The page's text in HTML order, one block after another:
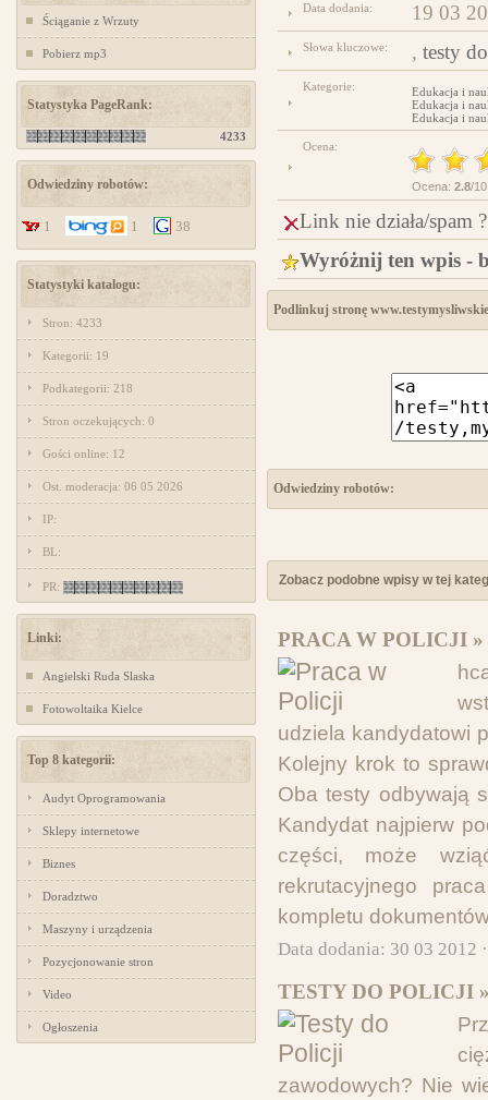
Ściąganie z Wrzuty
Pobierz mp3
Statystyka PageRank:
4233
Odwiedziny robotów:
1 1 38
Statystyki katalogu:
Stron: 4233
Kategorii: 19
Podkategorii: 218
Stron oczekujących: 0
Gości online: 12
Ost. moderacja: 06 05 2026
IP:
BL:
PR:
Linki:
Angielski Ruda Slaska
Fotowoltaika Kielce
Top 8 kategorii:
Audyt Oprogramowania
Sklepy internetowe
Biznes
Doradztwo
Maszyny i urządzenia
Pozycjonowanie stron
Video
Ogłoszenia
Data dodania: 19 03
Słowa kluczowe: , testy
Kategorie:
Edukacja i
Edukacja i
Edukacja i
Ocena:
Ocena: 2.8/
Link nie działa/spam ?
Wyróżnij ten wpis -
Podlinkuj stronę
Odwiedziny robotów:
Zobacz podobne wpisy w tej
PRACA W POLICJI »
udziela kandydatowi
Kolejny krok to
Oba testy odbywają
Kandydat najpierw
części, może
rekrutacyjnego
kompletu
Data dodania: 30 03 2012
TESTY DO POLICJI
zawodowych? Nie